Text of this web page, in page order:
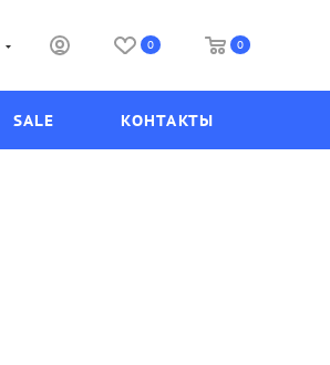
0 0
SALE КОНТАКТЫ